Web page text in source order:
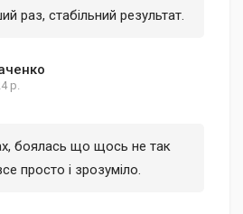
раз, стабільний результат.
р.
боялась що щось не так
просто і зрозуміло.